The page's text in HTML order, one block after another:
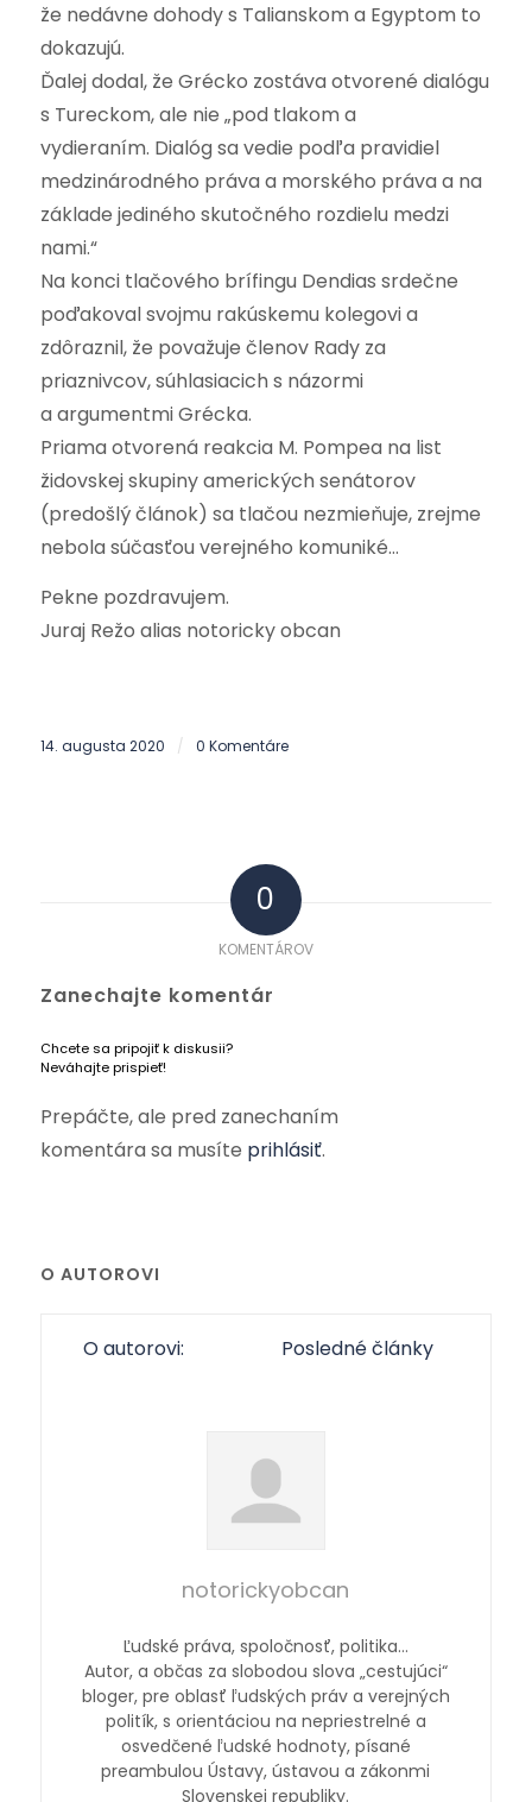
že nedávne dohody s Talianskom a Egyptom to
dokazujú.
Ďalej dodal, že Grécko zostáva otvorené dialógu
s Tureckom, ale nie „pod tlakom a
vydieraním. Dialóg sa vedie podľa pravidiel
medzinárodného práva a morského práva a na
základe jediného skutočného rozdielu medzi
nami.“
Na konci tlačového brífingu Dendias srdečne
poďakoval svojmu rakúskemu kolegovi a
zdôraznil, že považuje členov Rady za
priaznivcov, súhlasiacich s názormi
a argumentmi Grécka.
Priama otvorená reakcia M. Pompea na list
židovskej skupiny amerických senátorov
(predošlý článok) sa tlačou nezmieňuje, zrejme
nebola súčasťou verejného komuniké…
Pekne pozdravujem.
Juraj Režo alias notoricky obcan
14. augusta 2020 / 0 Komentáre
0
KOMENTÁROV
Zanechajte komentár
Chcete sa pripojiť k diskusii?
Neváhajte prispieť!
Prepáčte, ale pred zanechaním
komentára sa musíte prihlásiť.
O AUTOROVI
O autorovi: Posledné články
notorickyobcan
Ľudské práva, spoločnosť, politika…
Autor, a občas za slobodou slova „cestujúci“
bloger, pre oblasť ľudských práv a verejných
politík, s orientáciou na nepriestrelné a
osvedčené ľudské hodnoty, písané
preambulou Ústavy, ústavou a zákonmi
Slovenskej republiky.